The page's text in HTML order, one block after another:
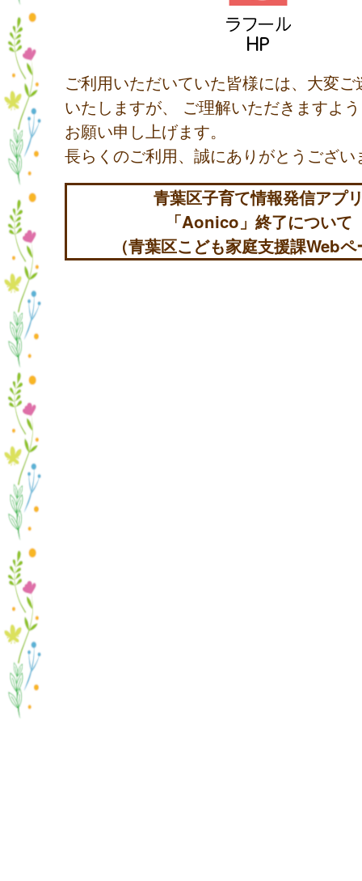
ご利用いただいていた皆様には、大変
いたしますが、 ご理解いただきますよ
お願い申し上げます。
長らくのご利用、誠にありがとうござい
青葉区子育て情報発信アプ
「Aonico」終了について
（青葉区こども家庭支援課Web